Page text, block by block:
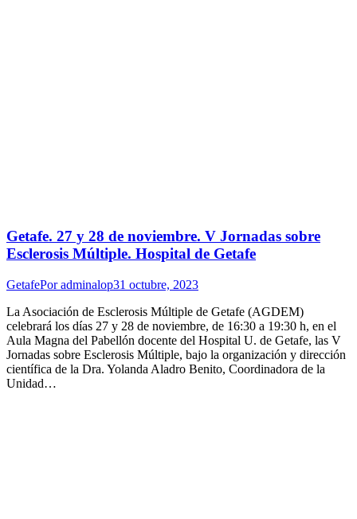
Getafe. 27 y 28 de noviembre. V Jornadas sobre
Esclerosis Múltiple. Hospital de Getafe
GetafePoradminalop31 octubre, 2023
La Asociación de Esclerosis Múltiple de Getafe (AGDEM)
celebrará los días 27 y 28 de noviembre, de 16:30 a 19:30 h, en el
Aula Magna del Pabellón docente del Hospital U. de Getafe, las V
Jornadas sobre Esclerosis Múltiple, bajo la organización y dirección
científica de la Dra. Yolanda Aladro Benito, Coordinadora de la
Unidad…